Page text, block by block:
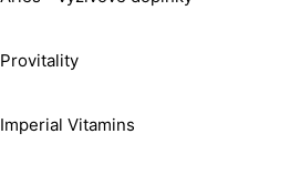
Provitality
Imperial Vitamins